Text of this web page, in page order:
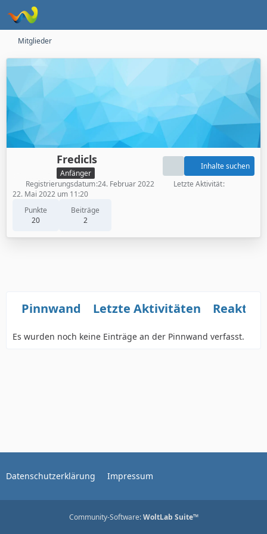
Mitglieder
Fredicls
Anfänger
Punkte
20
Beiträge
2
Inhalte suchen
Registrierungsdatum 24. Februar 2022
Letzte Aktivität
22. Mai 2022 um 11:20
Pinnwand Letzte Aktivitäten
Es wurden noch keine Einträge an der Pinnwand verfasst.
Datenschutzerklärung Impressum
Community-Software:WoltLab Suite™